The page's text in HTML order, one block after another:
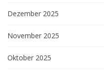
Dezember 2025
November 2025
Oktober 2025